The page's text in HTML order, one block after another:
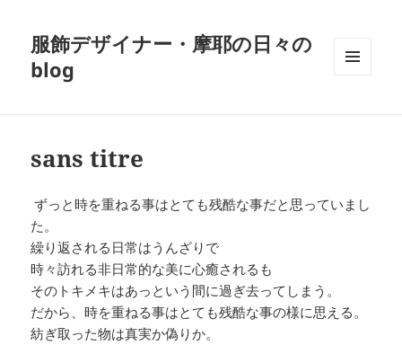
服飾デザイナー・摩耶の日々の
blog
sans titre
ずっと時を重ねる事はとても残酷な事だと思っていまし
た。
繰り返される日常はうんざりで
時々訪れる非日常的な美に心癒されるも
そのトキメキはあっという間に過ぎ去ってしまう。
だから、時を重ねる事はとても残酷な事の様に思える。
紡ぎ取った物は真実か偽りか。